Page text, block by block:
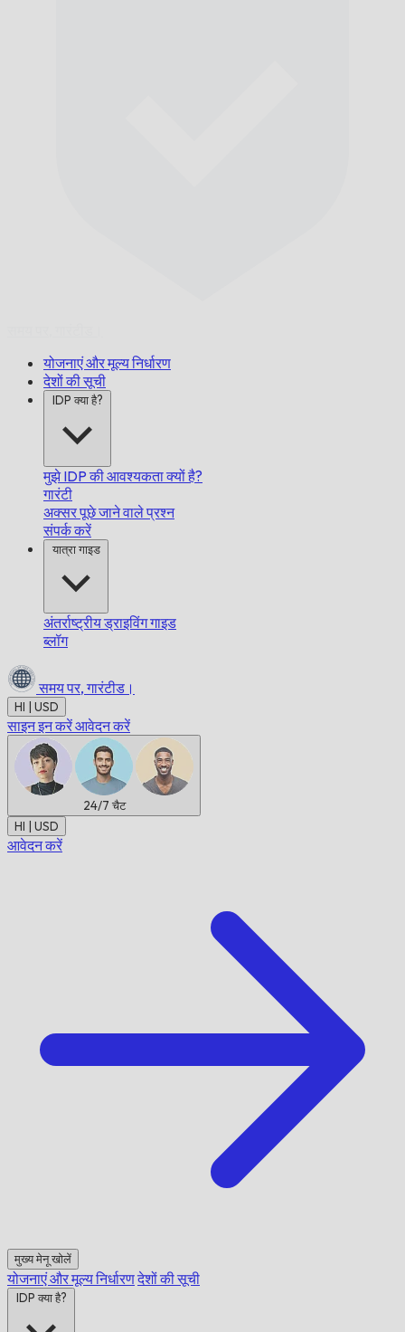
योजनाएं और मूल्य निर्धारण
देशों की सूची
IDP क्या है?
मुझे IDP की आवश्यकता क्यों है?
गारंटी
अक्सर पूछे जाने वाले प्रश्न
संपर्क करें
यात्रा गाइड
अंतर्राष्ट्रीय ड्राइविंग गाइड
ब्लॉग
समय पर, गारंटीड।
HI | USD
साइन इन करेंआवेदन करें
24/7 चैट
HI | USD
आवेदन करें
मुख्य मेनू खोलें
योजनाएं और मूल्य निर्धारणदेशों की सूची
IDP क्या है?